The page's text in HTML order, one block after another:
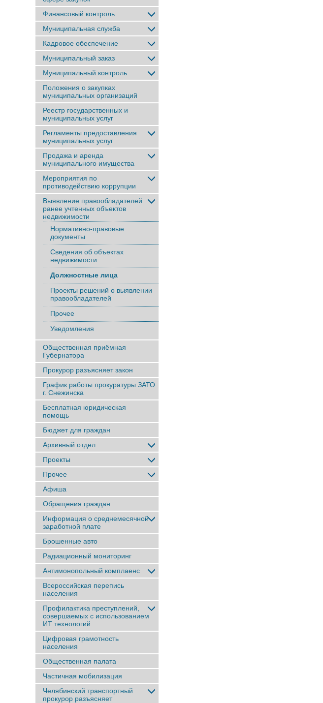
Финансовый контроль
Муниципальная служба
Кадровое обеспечение
Муниципальный заказ
Муниципальный контроль
Положения о закупках
муниципальных организаций
Реестр государственных и
муниципальных услуг
Регламенты предоставления
муниципальных услуг
Продажа и аренда
муниципального имущества
Мероприятия по
противодействию коррупции
Выявление правообладателей
ранее учтенныx объектов
недвижимости
Нормативно-правовые
документы
Сведения об объектах
недвижимости
Должностные лица
Проекты решений о выявлении
правообладателей
Прочее
Уведомления
Общественная приёмная
Губернатора
Прокурор разъясняет закон
График работы прокуратуры ЗАТО
г. Снежинска
Бесплатная юридическая
помощь
Бюджет для граждан
Архивный отдел
Проекты
Прочее
Афиша
Обращения граждан
Информация о среднемесячной
заработной плате
Брошенные авто
Радиационный мониторинг
Антимонопольный комплаенс
Всероссийская перепись
населения
Профилактика преступлений,
совершаемых с использованием
ИТ технологий
Цифровая грамотность
населения
Общественная палата
Частичная мобилизация
Челябинский транспортный
прокурор разъясняет